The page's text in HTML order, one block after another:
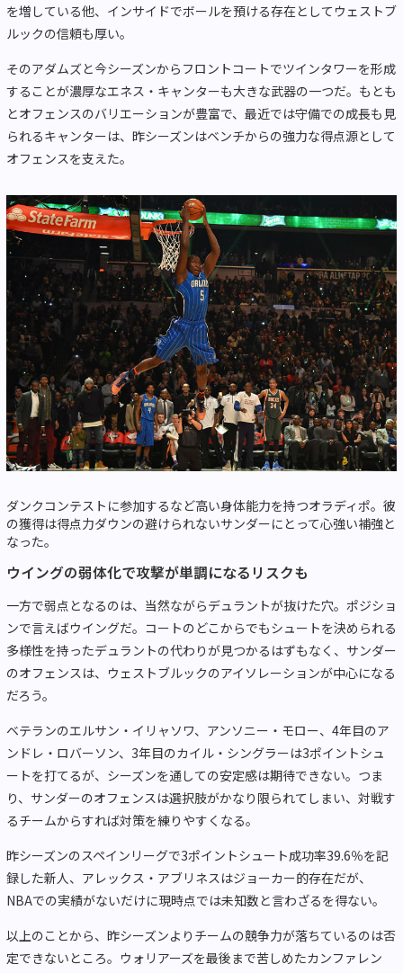
を増している他、インサイドでボールを預ける存在としてウェストブ
ルックの信頼も厚い。
そのアダムズと今シーズンからフロントコートでツインタワーを形成
することが濃厚なエネス・キャンターも大きな武器の一つだ。もとも
とオフェンスのバリエーションが豊富で、最近では守備での成長も見
られるキャンターは、昨シーズンはベンチからの強力な得点源として
オフェンスを支えた。
ダンクコンテストに参加するなど高い身体能力を持つオラディポ。彼
の獲得は得点力ダウンの避けられないサンダーにとって心強い補強と
なった。
ウイングの弱体化で攻撃が単調になるリスクも
一方で弱点となるのは、当然ながらデュラントが抜けた穴。ポジショ
ンで言えばウイングだ。コートのどこからでもシュートを決められる
多様性を持ったデュラントの代わりが見つかるはずもなく、サンダー
のオフェンスは、ウェストブルックのアイソレーションが中心になる
だろう。
ベテランのエルサン・イリャソワ、アンソニー・モロー、4年目のア
ンドレ・ロバーソン、3年目のカイル・シングラーは3ポイントシュ
ートを打てるが、シーズンを通しての安定感は期待できない。つま
り、サンダーのオフェンスは選択肢がかなり限られてしまい、対戦す
るチームからすれば対策を練りやすくなる。
昨シーズンのスペインリーグで3ポイントシュート成功率39.6％を記
録した新人、アレックス・アブリネスはジョーカー的存在だが、
NBAでの実績がないだけに現時点では未知数と言わざるを得ない。
以上のことから、昨シーズンよりチームの競争力が落ちているのは否
定できないところ。ウォリアーズを最後まで苦しめたカンファレン